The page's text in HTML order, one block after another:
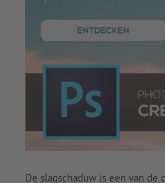
De slagschaduw is een van